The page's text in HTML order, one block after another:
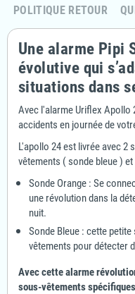
POLITIQUE RETOUR
Une alarme Pipi
évolutive qui
situations dans
Avec l'alarme Uriflex Apollo
accidents en journée de
L'apollo 24 est livrée avec 2
vêtements ( sonde bleue )
Sonde Orange : Se
une révolution dans la
nuit.
Sonde Bleue : cette
vêtements pour détecter
Avec cette alarme
sous-vêtements